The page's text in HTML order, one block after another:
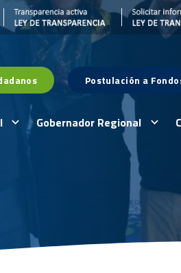
Postulación a
Gobernador Regional